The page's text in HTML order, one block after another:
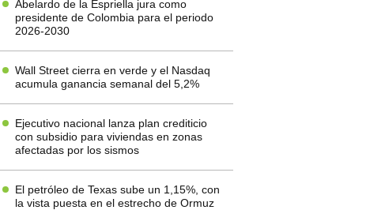
Abelardo de la Espriella jura como
presidente de Colombia para el periodo
2026-2030
Wall Street cierra en verde y el Nasdaq
acumula ganancia semanal del 5,2%
Ejecutivo nacional lanza plan crediticio
con subsidio para viviendas en zonas
afectadas por los sismos
El petróleo de Texas sube un 1,15%, con
la vista puesta en el estrecho de Ormuz